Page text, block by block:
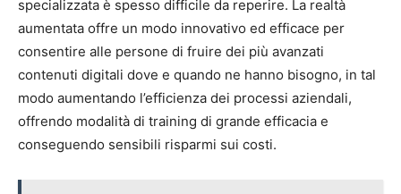
specializzata è spesso difficile da reperire. La realtà
aumentata offre un modo innovativo ed efficace per
consentire alle persone di fruire dei più avanzati
contenuti digitali dove e quando ne hanno bisogno, in tal
modo aumentando l’efficienza dei processi aziendali,
offrendo modalità di training di grande efficacia e
conseguendo sensibili risparmi sui costi.